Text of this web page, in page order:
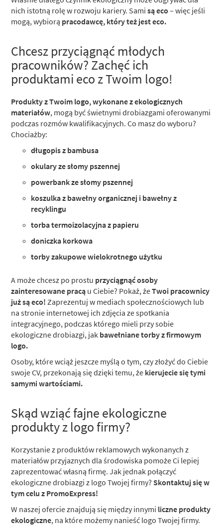
nich istotną rolę w rozwoju kariery. Sami są eco – więc jeśli
mogą, wybiorą pracodawcę, który też jest eco.
Chcesz przyciągnąć młodych
pracowników? Zachęć ich
produktami eco z Twoim logo!
Produkty z Twoim logo, wykonane z ekologicznych
materiałów, mogą być świetnymi drobiazgami oferowanymi
podczas rozmów kwalifikacyjnych. Co masz do wyboru?
Chociażby:
długopis z bambusa
okulary ze słomy pszennej
powerbank ze słomy pszennej
koszulka z bawełny organicznej i bawełny z
recyklingu
torba termoizolacyjna z papieru
doniczka korkowa
torby zakupowe wielokrotnego użytku
A może chcesz po prostu przyciągnąć osoby
zainteresowane pracą u Ciebie? Pokaż, żeTwoi pracownicy
już są eco! Zaprezentuj w mediach społecznościowych lub
na stronie internetowej ich zdjęcia ze spotkania
integracyjnego, podczas którego mieli przy sobie
ekologiczne drobiazgi, jak bawełniane torby z firmowym
logo.
Osoby, które wciąż jeszcze myślą o tym, czy złożyć do Ciebie
swoje CV, przekonają się dzięki temu, że kierujecie się tymi
samymi wartościami.
Skąd wziąć fajne ekologiczne
produkty z logo firmy?
Korzystanie z produktów reklamowych wykonanych z
materiałów przyjaznych dla środowiska pomoże Ci lepiej
zaprezentować własną firmę. Jak jednak połączyć
ekologiczne drobiazgi z logo Twojej firmy? Skontaktuj się w
tym celu z PromoExpress!
W naszej ofercie znajdują się między innymi liczne produkty
ekologiczne, na które możemy nanieść logo Twojej firmy.